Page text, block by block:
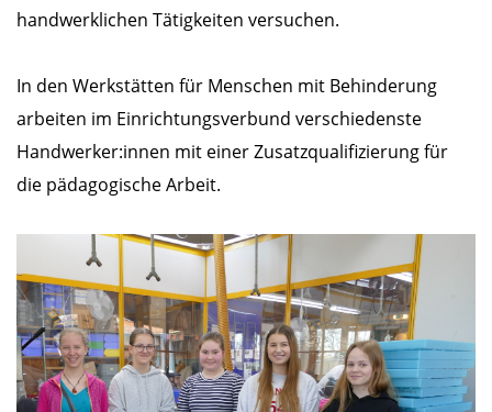
handwerklichen Tätigkeiten versuchen.
In den Werkstätten für Menschen mit Behinderung
arbeiten im Einrichtungsverbund verschiedenste
Handwerker:innen mit einer Zusatzqualifizierung für
die pädagogische Arbeit.